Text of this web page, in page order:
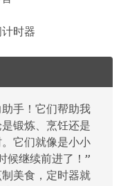
时器
手！它们帮助我
锻炼、烹饪还是
它们就像是小小
候继续前进了！”
美食，定时器就